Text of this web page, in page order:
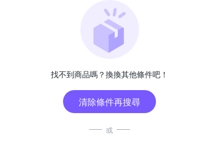
找不到商品嗎？換換其他條件吧！
清除條件再搜尋
或